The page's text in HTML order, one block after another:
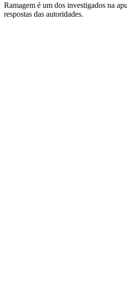
Ramagem é um dos investigados na
respostas das autoridades.